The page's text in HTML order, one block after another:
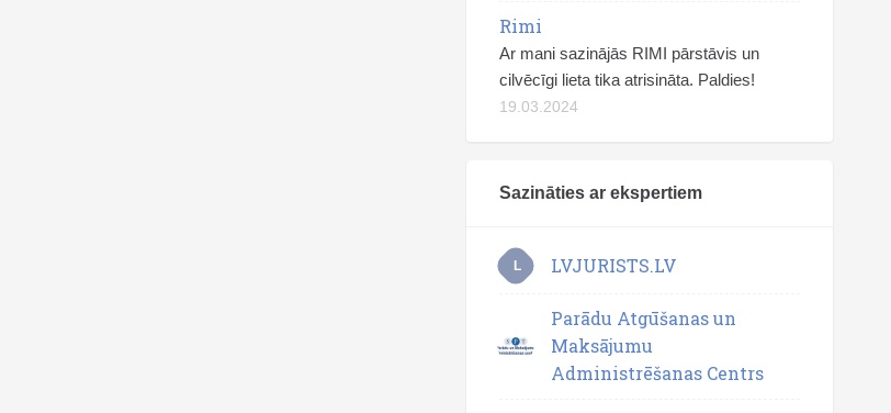
Rimi
Ar mani sazinājās RIMI pārstāvis un
cilvēcīgi lieta tika atrisināta. Paldies!
19.03.2024
Sazināties ar ekspertiem
L LVJURISTS.LV
Parādu Atgūšanas un
Maksājumu
Administrēšanas Centrs